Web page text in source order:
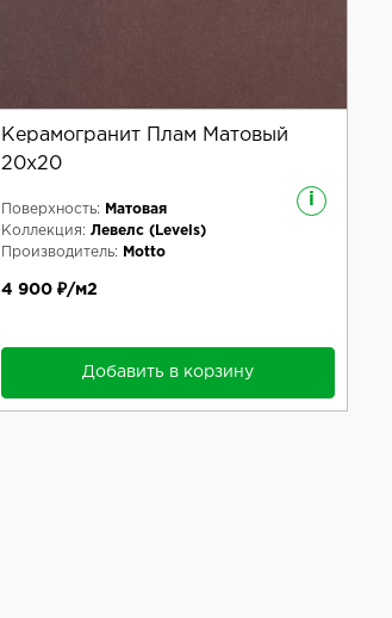
Керамогранит Плам Матовый
20x20
i
Поверхность:
Матовая
Коллекция: Левелс (Levels)
Производитель:
Motto
4 900 ₽/м2
Добавить в корзину